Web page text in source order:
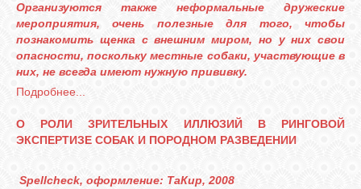
КОШКИ
СВЯЗЬ
VK
Организуются также неформальные дружеские
мероприятия, очень полезные для того, чтобы
познакомить щенка с внешним миром, но у них свои
опасности, поскольку местные собаки, участвующие в
них, не всегда имеют нужную прививку.
Подробнее...
О РОЛИ ЗРИТЕЛЬНЫХ ИЛЛЮЗИЙ В РИНГОВОЙ
ЭКСПЕРТИЗЕ СОБАК И ПОРОДНОМ РАЗВЕДЕНИИ
Spellcheck, оформление: ТаКир, 2008